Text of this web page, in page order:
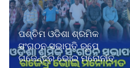
ପଶ୍ଚିମ ଓଡିଶା ଶ୍ରମିକ
ସଂଗଠନ ସଭାପତି ରୂପେ
ଗଜେନ୍ଦ୍ର ଭୋଇ ମନୋନୀତ